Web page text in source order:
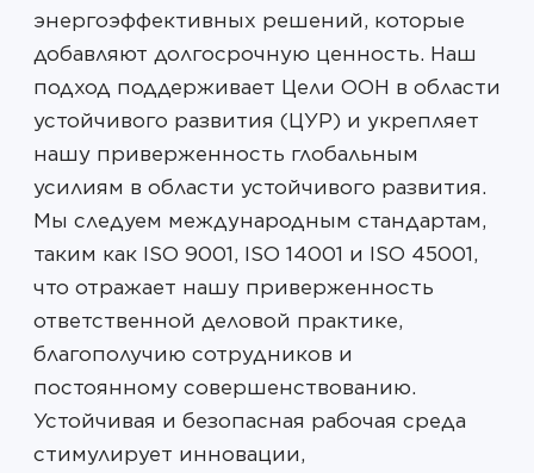
энергоэффективных решений, которые
добавляют долгосрочную ценность. Наш
подход поддерживает Цели ООН в области
устойчивого развития (ЦУР) и укрепляет
нашу приверженность глобальным
усилиям в области устойчивого развития.
Мы следуем международным стандартам,
таким как ISO 9001, ISO 14001 и ISO 45001,
что отражает нашу приверженность
ответственной деловой практике,
благополучию сотрудников и
постоянному совершенствованию.
Устойчивая и безопасная рабочая среда
стимулирует инновации,